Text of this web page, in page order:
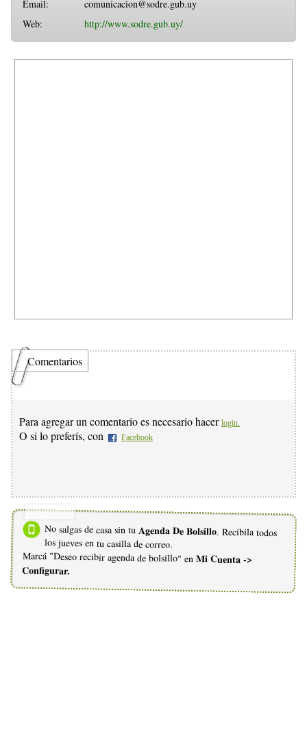
Email:
comunicacion@sodre.gub.uy
Web:
http://www.sodre.gub.uy/
Comentarios
Para agregar un comentario es necesario hacer login.
O si lo preferís, con Facebook
No salgas de casa sin tu Agenda De Bolsillo. Recibila todos
los jueves en tu casilla de correo.
Marcá "Deseo recibir agenda de bolsillo" en Mi Cuenta ->
Configurar.